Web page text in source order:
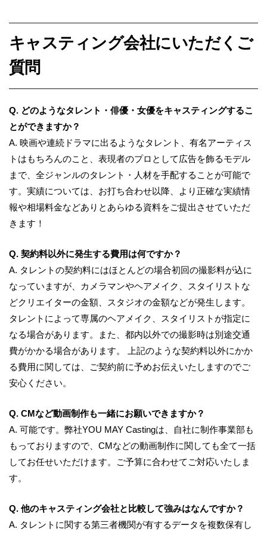
キャスティング会社にいただくご
質問
Q. どのようなタレント・俳優・女優をキャスティングするこ
とができますか？
A. 映画や連続ドラマに出るようなタレント、有名アーティス
トはもちろんのこと、表現者のプロとして広告を飾るモデル
まで、全ジャンルのタレント・人材を手配することが可能で
す。実績については、お打ち合わせ以降、より正確な実績情
報や相場料金などありとあらゆる資料をご提出させていただ
きます！
Q. 契約料以外に発生する費用は何ですか？
A. タレントの契約料にはほとんどの場合初回の撮影料が込に
なっていますが、カメラマンやヘアメイク、スタイリストな
どクリエイターの金額、スタジオの金額などが発生します。
タレントによって専属のヘアメイク、スタイリストが指定に
なる場合があります。また、都内以外での撮影時は別途交通
費がかかる場合があります。 上記のような契約料以外にかか
る費用に関しては、ご契約前に予めお伝えいたしますのでご
安心ください。
Q. CMなど動画制作も一緒にお願いできますか？
A. 可能です。弊社YOU MAY Castingは、自社に制作事業部も
もっておりますので、CMなどの動画制作に関しても全て一括
してお任せいただけます。ご予算に合わせてご対応いたしま
す。
Q. 他のキャスティング会社と比較して強みはなんですか？
A. タレントに関する第三者機関が有するデータを複数保有し